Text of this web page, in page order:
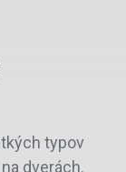
typov
dverách.